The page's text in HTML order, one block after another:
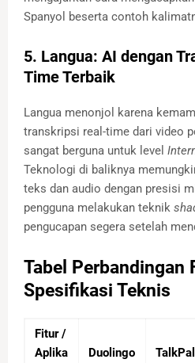
Spanyol beserta contoh
5. Langua: AI dengan
Time Terbaik
Langua menonjol karena
transkripsi real-time dari video
sangat berguna untuk level
Teknologi di baliknya
teks dan audio dengan presisi
pengguna melakukan teknik
pengucapan segera setelah
Tabel Perbandingan
Spesifikasi Teknis
Fitur /
Aplika
Duolingo
TalkPal